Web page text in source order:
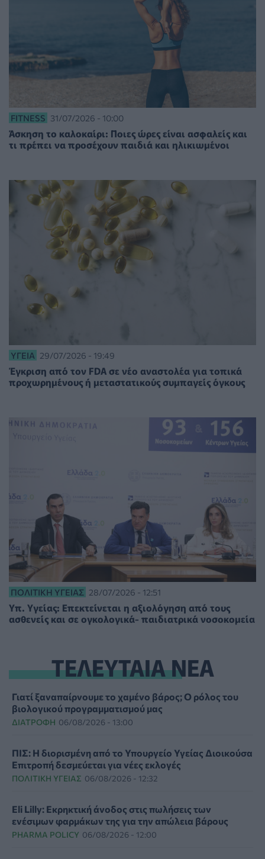
FITNESS 31/07/2026 - 10:00
Άσκηση το καλοκαίρι: Ποιες ώρες είναι ασφαλείς και
τι πρέπει να προσέχουν παιδιά και ηλικιωμένοι
ΥΓΕΊΑ 29/07/2026 - 19:49
Έγκριση από τον FDA σε νέο αναστολέα για τοπικά
προχωρημένους ή μεταστατικούς συμπαγείς όγκους
ΠΟΛΙΤΙΚΉ ΥΓΕΊΑΣ 28/07/2026 - 12:51
Υπ. Υγείας: Επεκτείνεται η αξιολόγηση από τους
ασθενείς και σε ογκολογικά- παιδιατρικά νοσοκομεία
ΤΕΛΕΥΤΑΙΑ ΝΕΑ
Γιατί ξαναπαίρνουμε το χαμένο βάρος; Ο ρόλος του
βιολογικού προγραμματισμού μας
ΔΙΑΤΡΟΦΉ 06/08/2026 - 13:00
ΠΙΣ: Η διορισμένη από το Υπουργείο Υγείας Διοικούσα
Επιτροπή δεσμεύεται για νέες εκλογές
ΠΟΛΙΤΙΚΉ ΥΓΕΊΑΣ 06/08/2026 - 12:32
Eli Lilly: Εκρηκτική άνοδος στις πωλήσεις των
ενέσιμων φαρμάκων της για την απώλεια βάρους
PHARMA POLICY 06/08/2026 - 12:00